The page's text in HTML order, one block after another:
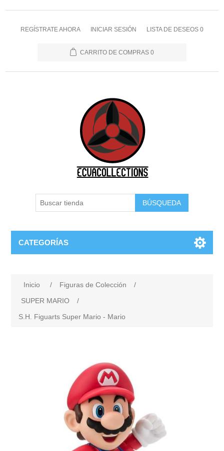
REGÍSTRATE AHORA INICIAR SESIÓN LISTA DE DESEOS 0
CARRITO DE COMPRAS 0
BÚSQUEDA
CATEGORÍAS
Inicio / Figuras de Colección
/
SUPER MARIO
/
S.H. Figuarts Super Mario - Mario